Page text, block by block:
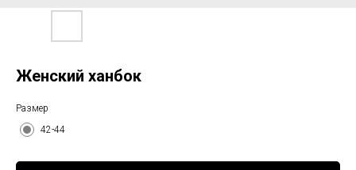
Женский ханбок
Размер
42-44